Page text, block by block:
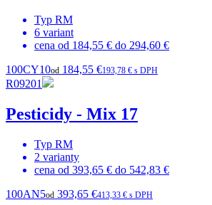
Typ RM
6 variant
cena od 184,55 € do 294,60 €
100CY10od 184,55 €193,78 € s DPH
R09201
Pesticidy - Mix 17
Typ RM
2 varianty
cena od 393,65 € do 542,83 €
100AN5od 393,65 €413,33 € s DPH